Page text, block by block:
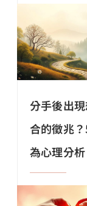
分手後出
合的徵兆
為心理分析